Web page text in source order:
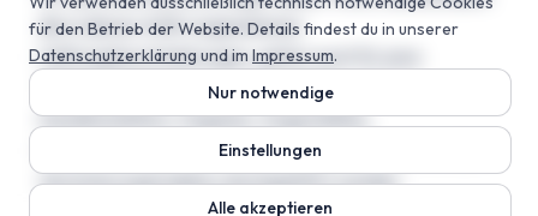
die in diesen AGB vorgesehenen
Haftungsbeschränkungen, gelten auch für jene
Tätigkeiten des Versicherungsmaklers, die von
Gesellschaftern, Organen, Angestellten,
Kooperationspartnern und sonstigen Mitarbeitern des
Versicherungsmaklers durchgeführt werden.
für den Betrieb der Website. Details findest du in unserer
Datenschutzerklärung und im Impressum.
Nur notwendige
Einstellungen
Alle akzeptieren